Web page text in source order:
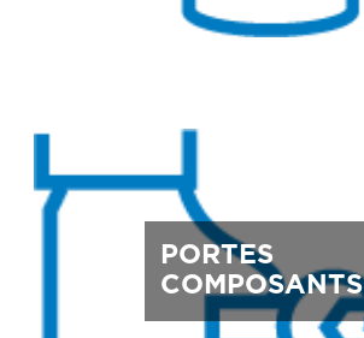
PORTES
COMPOSANTS